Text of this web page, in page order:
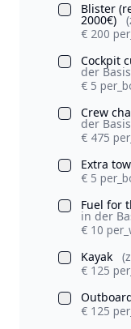
Blister
2000€)
€ 200
Cockpit
der
€ 5
Crew
der
€ 475
Extra
€ 5
Fuel for
in der
€ 10
Kayak
€ 125
€ 125